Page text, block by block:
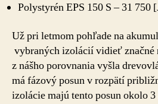
Polystyrén EPS 150 S – 31 750
Už pri letmom pohľade na
vybraných izolácií vidieť značné
z nášho porovnania vyšla
má fázový posun v rozpätí
izolácie majú tento posun okolo